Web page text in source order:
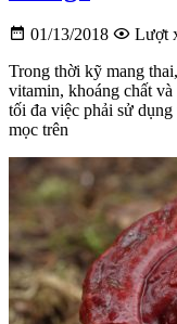
01/13/2018
Lượt
Trong thời kỹ mang
vitamin, khoáng chất và
tối đa việc phải sử
mọc trên